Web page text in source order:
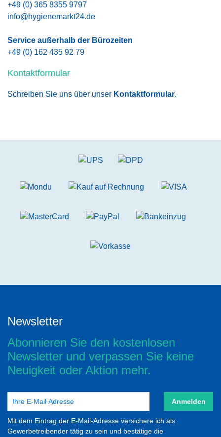
+49 (0) 365 8355 9797
info@hygienemarkt24.de
Service außerhalb der Bürozeiten
+49 (0) 162 435 92 79
Kontaktformular
Schreiben Sie uns über unser Kontaktformular.
Newsletter
Abonnieren Sie den kostenlosen
Newsletter und verpassen Sie keine
Neuigkeit oder Aktion mehr.
Anmelden
Mit dem Eintrag der E-Mail-Adresse versichere ich als
Gewerbetreibender tätig zu sein und bestätige die